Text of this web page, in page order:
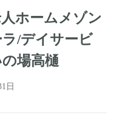
ホームメゾン
/デイサービ
場高樋
日